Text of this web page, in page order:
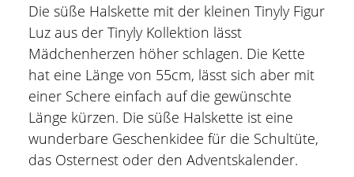
Die süße Halskette mit der kleinen Tinyly Figur
Luz aus der Tinyly Kollektion lässt
Mädchenherzen höher schlagen. Die Kette
hat eine Länge von 55cm, lässt sich aber mit
einer Schere einfach auf die gewünschte
Länge kürzen. Die süße Halskette ist eine
wunderbare Geschenkidee für die Schultüte,
das Osternest oder den Adventskalender.